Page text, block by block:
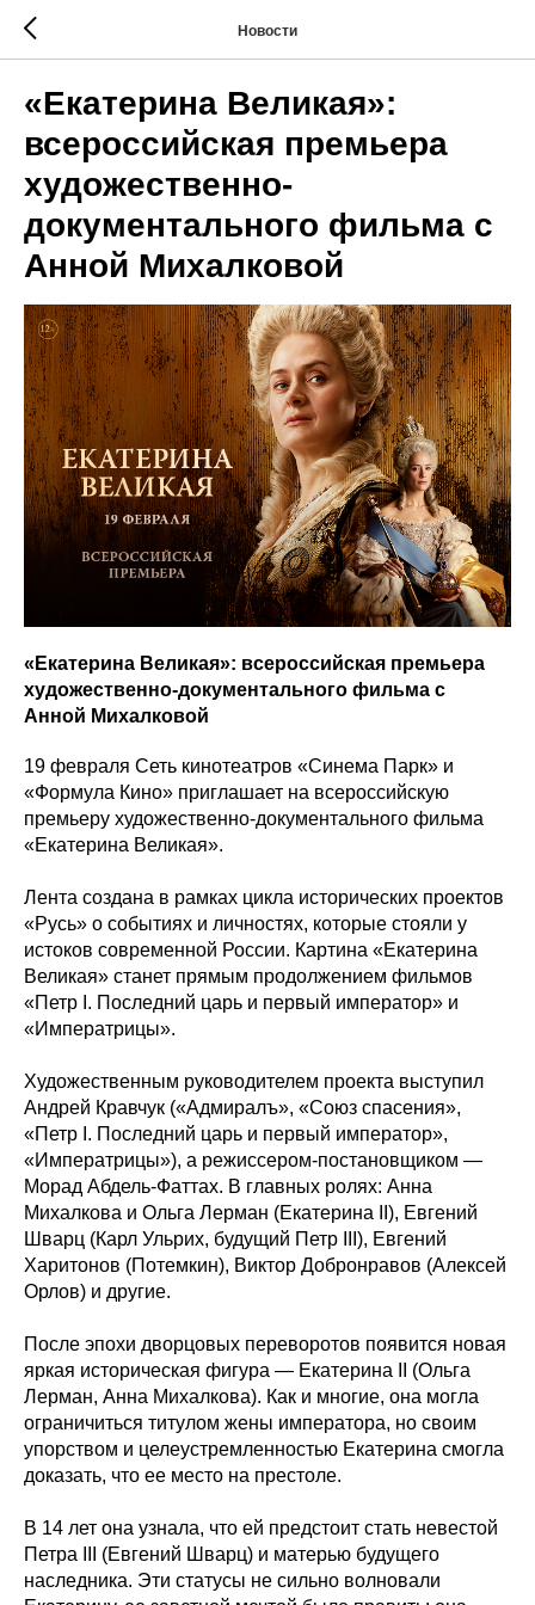
Новости
«Екатерина Великая»:
всероссийская премьера
художественно-
документального фильма с
Анной Михалковой
«Екатерина Великая»: всероссийская премьера
художественно-документального фильма с
Анной Михалковой
19 февраля Сеть кинотеатров «Синема Парк» и
«Формула Кино» приглашает на всероссийскую
премьеру художественно-документального фильма
«Екатерина Великая».
Лента создана в рамках цикла исторических проектов
«Русь» о событиях и личностях, которые стояли у
истоков современной России. Картина «Екатерина
Великая» станет прямым продолжением фильмов
«Петр I. Последний царь и первый император» и
«Императрицы».
Художественным руководителем проекта выступил
Андрей Кравчук («Адмиралъ», «Союз спасения»,
«Петр I. Последний царь и первый император»,
«Императрицы»), а режиссером-постановщиком —
Морад Абдель-Фаттах. В главных ролях: Анна
Михалкова и Ольга Лерман (Екатерина II), Евгений
Шварц (Карл Ульрих, будущий Петр III), Евгений
Харитонов (Потемкин), Виктор Добронравов (Алексей
Орлов) и другие.
После эпохи дворцовых переворотов появится новая
яркая историческая фигура — Екатерина II (Ольга
Лерман, Анна Михалкова). Как и многие, она могла
ограничиться титулом жены императора, но своим
упорством и целеустремленностью Екатерина смогла
доказать, что ее место на престоле.
В 14 лет она узнала, что ей предстоит стать невестой
Петра III (Евгений Шварц) и матерью будущего
наследника. Эти статусы не сильно волновали